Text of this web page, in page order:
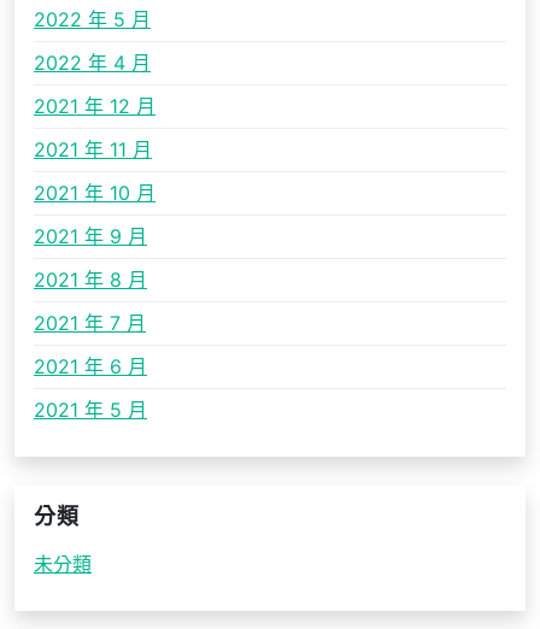
2022 年 5 月
2022 年 4 月
2021 年 12 月
2021 年 11 月
2021 年 10 月
2021 年 9 月
2021 年 8 月
2021 年 7 月
2021 年 6 月
2021 年 5 月
分類
未分類